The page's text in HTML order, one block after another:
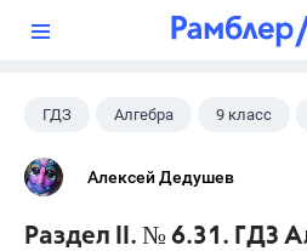
ГДЗ Алгебра 9 класс
Алексей Дедушев
Раздел II. № 6.31. ГДЗ